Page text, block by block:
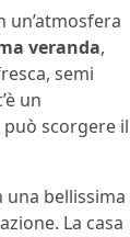
veranda,
semi
un
scorgere il
una bellissima
La casa